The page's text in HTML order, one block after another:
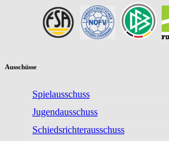
Ausschüsse
Spielausschuss
Jugendausschuss
Schiedsrichterausschuss